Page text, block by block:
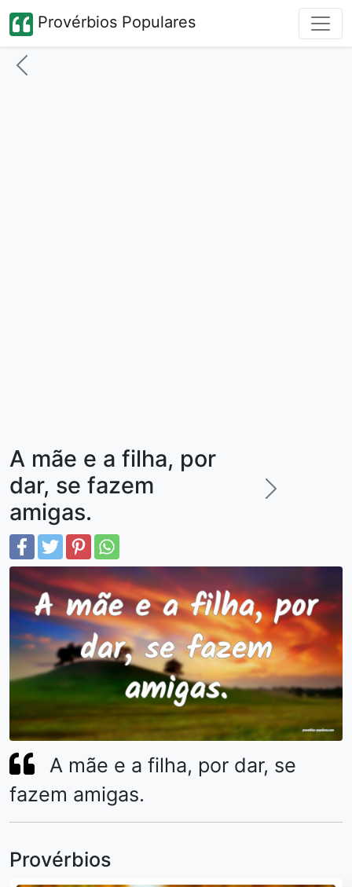
Provérbios Populares
A mãe e a filha, por
dar, se fazem
amigas.
A mãe e a filha, por dar, se
fazem amigas.
Provérbios